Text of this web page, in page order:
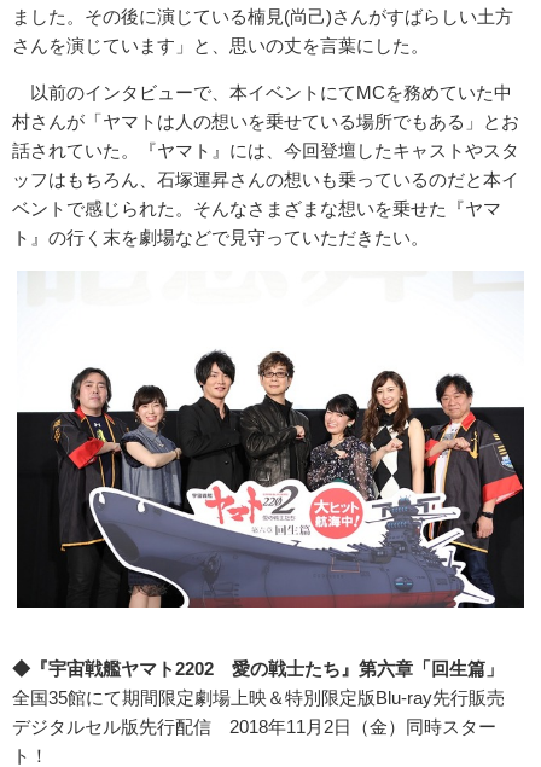
ました。その後に演じている楠見(尚己)さんがすばらしい土方
さんを演じています」と、思いの丈を言葉にした。
以前のインタビューで、本イベントにてMCを務めていた中
村さんが「ヤマトは人の想いを乗せている場所でもある」とお
話されていた。『ヤマト』には、今回登壇したキャストやスタ
ッフはもちろん、石塚運昇さんの想いも乗っているのだと本イ
ベントで感じられた。そんなさまざまな想いを乗せた『ヤマ
ト』の行く末を劇場などで見守っていただきたい。
◆『宇宙戦艦ヤマト2202 愛の戦士たち』第六章「回生篇」
全国35館にて期間限定劇場上映＆特別限定版Blu-ray先行販売
デジタルセル版先行配信 2018年11月2日（金）同時スター
ト！